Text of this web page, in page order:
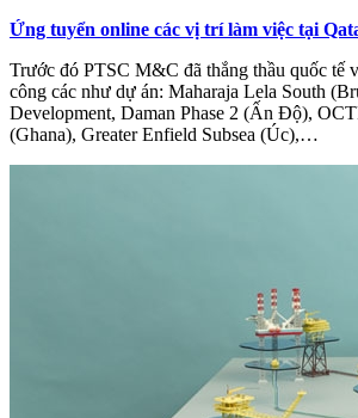
Ứng tuyển online các vị trí làm việc tại
Trước đó PTSC M&C đã thắng thầu quốc tế
công các như dự án: Maharaja Lela South
Development, Daman Phase 2 (Ấn Độ),
(Ghana), Greater Enfield Subsea (Úc),…